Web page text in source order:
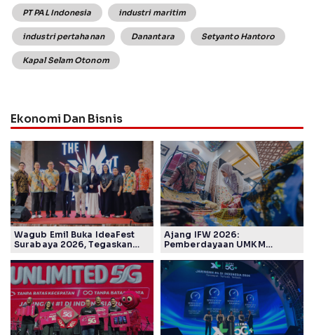
PT PAL Indonesia industri maritim
industri pertahanan Danantara Setyanto Hantoro
Kapal Selam Otonom
Ekonomi Dan Bisnis
Wagub Emil Buka IdeaFest
Surabaya 2026, Tegaskan
Timur
Ajang IFW 2026:
Pemberdayaan UMKM
Kelompok Disabilitas dan
Keberlanjutan